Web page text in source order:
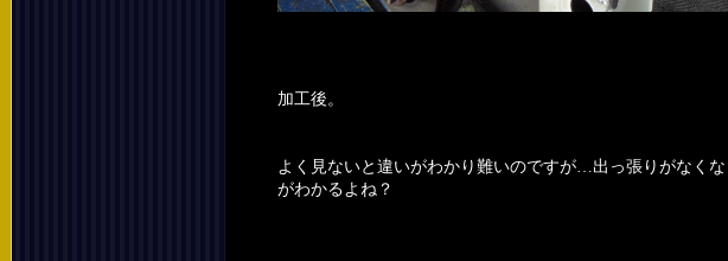
加工後。
よく見ないと違いがわかり難いのですが…出っ張りがなく
がわかるよね？